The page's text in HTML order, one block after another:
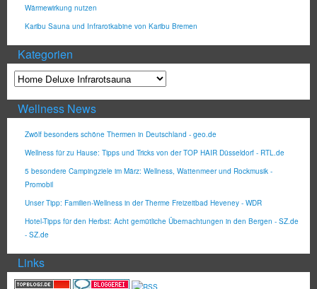
Wärmewirkung nutzen
Karibu Sauna und Infrarotkabine von Karibu Bremen
Kategorien
Wellness News
Zwölf besonders schöne Thermen in Deutschland - geo.de
Wellness für zu Hause: Tipps und Tricks von der TOP HAIR Düsseldorf - RTL.de
5 besondere Campingziele im März: Wellness, Wattenmeer und Rockmusik -
Promobil
Unser Tipp: Familien-Wellness in der Therme Freizeitbad Heveney - WDR
Hotel-Tipps für den Herbst: Acht gemütliche Übernachtungen in den Bergen - SZ.de
- SZ.de
Links